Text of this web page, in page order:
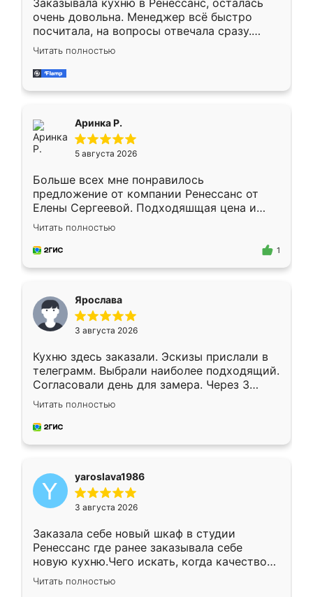
Заказывала кухню в Ренессанс, осталась
очень довольна. Менеджер всё быстро
посчитала, на вопросы отвечала сразу.
Замерщик приехал в субботу, подошёл к
делу со всей ответственностью. Собрали
за день, ребята работали аккуратно, даже
Читать полностью
Аринка Р.
5 августа 2026
Больше всех мне понравилось
предложение от компании Ренессанс от
Елены Сергеевой. Подходяшщая цена и
короткие сроки изготовления. Приехавший
для замера сотрудник Владислав
предложил по моему эскизу самый
Читать полностью
1
Ярослава
3 августа 2026
Кухню здесь заказали. Эскизы прислали в
телеграмм. Выбрали наиболее подходящий.
Согласовали день для замера. Через 3
недели кухня была уже готова. Остались
довольны работой. Спасибо Ренессанс
мебель за качественную работу!
Читать полностью
yaroslava1986
3 августа 2026
Заказала себе новый шкаф в студии
Ренессанс где ранее заказывала себе
новую кухню.Чего искать, когда качеством
вполне довольна. Служит кухня уже почти
два года, нареканий нет.
Читать полностью